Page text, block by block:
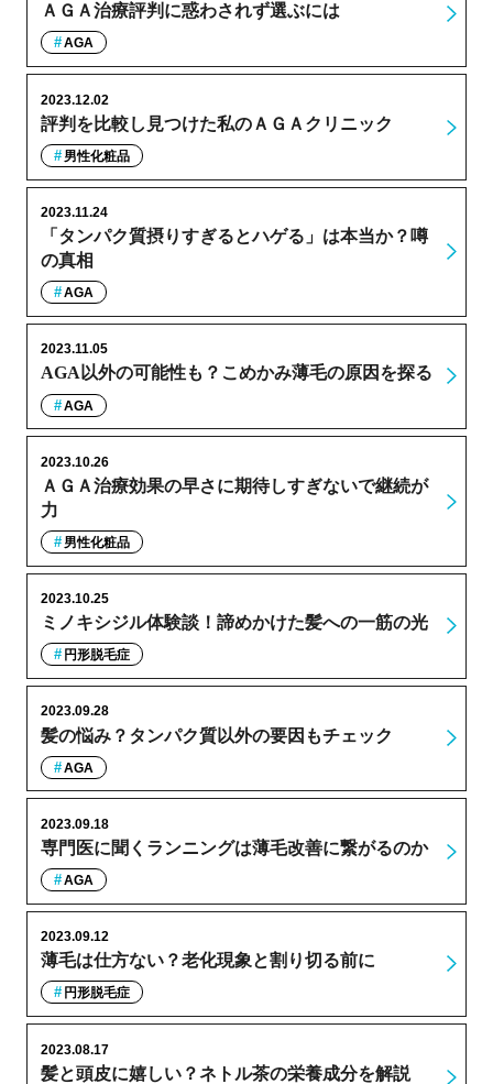
ＡＧＡ治療評判に惑わされず選ぶには
AGA
評判を比較し見つけた私のＡＧＡクリニック
2023.12.02
男性化粧品
「タンパク質摂りすぎるとハゲる」は本当か？噂
の真相
2023.11.24
AGA
AGA以外の可能性も？こめかみ薄毛の原因を探る
2023.11.05
AGA
ＡＧＡ治療効果の早さに期待しすぎないで継続が
力
2023.10.26
男性化粧品
ミノキシジル体験談！諦めかけた髪への一筋の光
2023.10.25
円形脱毛症
髪の悩み？タンパク質以外の要因もチェック
2023.09.28
AGA
専門医に聞くランニングは薄毛改善に繋がるのか
2023.09.18
AGA
薄毛は仕方ない？老化現象と割り切る前に
2023.09.12
円形脱毛症
髪と頭皮に嬉しい？ネトル茶の栄養成分を解説
2023.08.17